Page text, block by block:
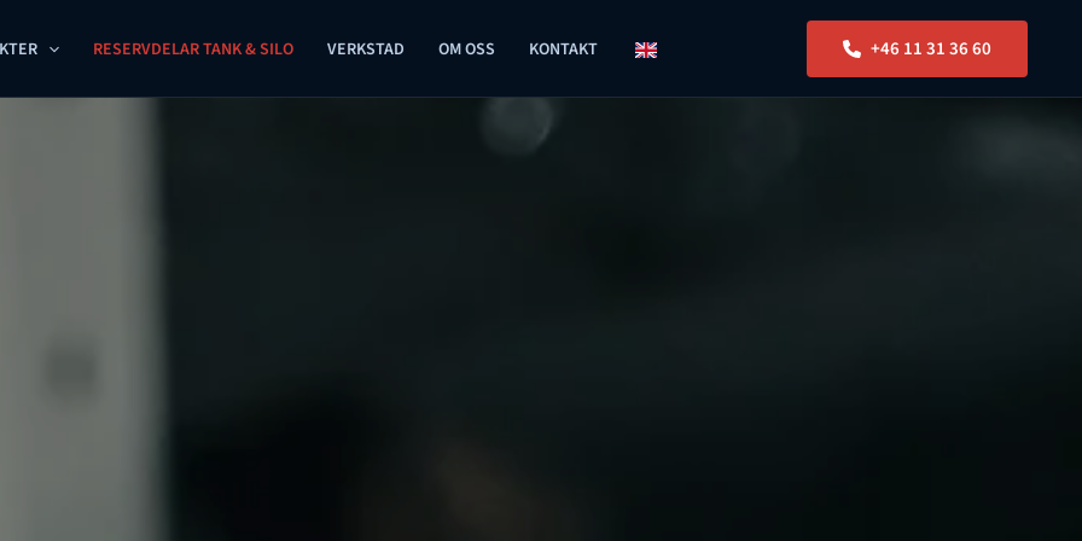
RESERVDELAR TANK & SILO VERKSTAD OM OSS KONTAKT +46 11 31 36 60